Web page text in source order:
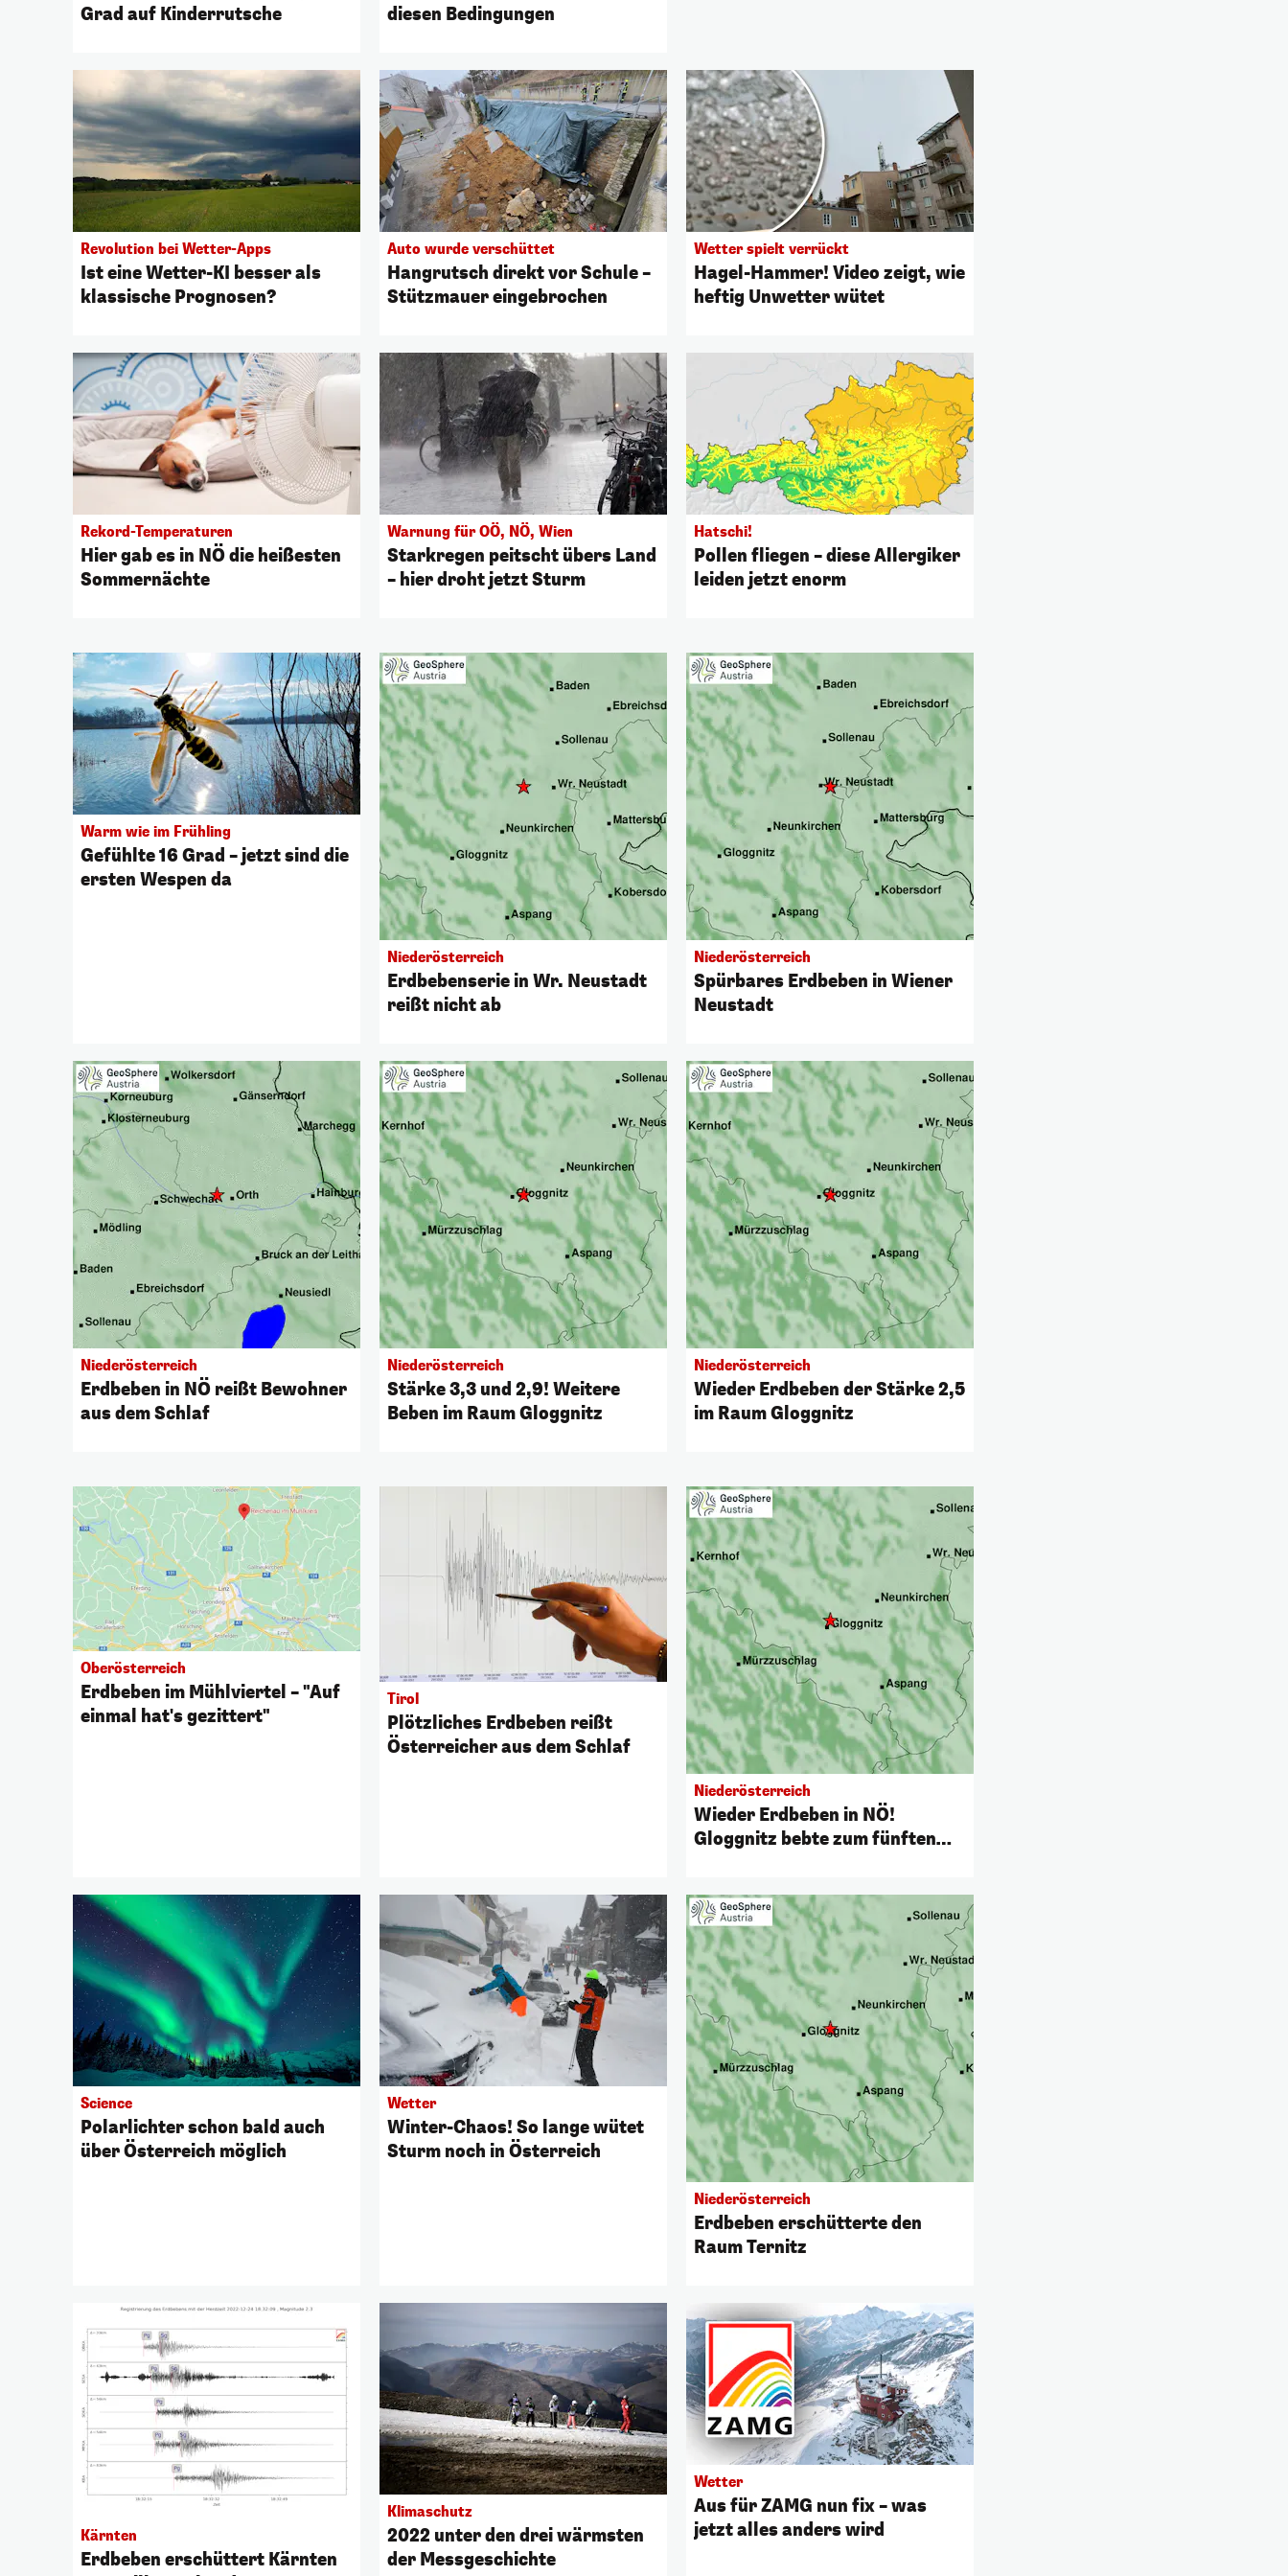
Grad auf Kinderrutsche
diesen Bedingungen
Revolution bei Wetter-Apps
Ist eine Wetter-KI besser als
klassische Prognosen?
Auto wurde verschüttet
Hangrutsch direkt vor Schule –
Stützmauer eingebrochen
Wetter spielt verrückt
Hagel-Hammer! Video zeigt, wie
heftig Unwetter wütet
Rekord-Temperaturen
Hier gab es in NÖ die heißesten
Sommernächte
Warnung für OÖ, NÖ, Wien
Starkregen peitscht übers Land
– hier droht jetzt Sturm
Hatschi!
Pollen fliegen – diese Allergiker
leiden jetzt enorm
Warm wie im Frühling
Gefühlte 16 Grad – jetzt sind die
ersten Wespen da
Niederösterreich
Erdbebenserie in Wr. Neustadt
reißt nicht ab
Niederösterreich
Spürbares Erdbeben in Wiener
Neustadt
Niederösterreich
Erdbeben in NÖ reißt Bewohner
aus dem Schlaf
Niederösterreich
Stärke 3,3 und 2,9! Weitere
Beben im Raum Gloggnitz
Niederösterreich
Wieder Erdbeben der Stärke 2,5
im Raum Gloggnitz
Oberösterreich
Erdbeben im Mühlviertel – "Auf
einmal hat's gezittert"
Tirol
Plötzliches Erdbeben reißt
Österreicher aus dem Schlaf
Niederösterreich
Wieder Erdbeben in NÖ!
Gloggnitz bebte zum fünften
Science
Polarlichter schon bald auch
über Österreich möglich
Wetter
Winter-Chaos! So lange wütet
Sturm noch in Österreich
Niederösterreich
Erdbeben erschütterte den
Raum Ternitz
Kärnten
Erdbeben erschüttert Kärnten
Klimaschutz
2022 unter den drei wärmsten
der Messgeschichte
Wetter
Aus für ZAMG nun fix – was
jetzt alles anders wird